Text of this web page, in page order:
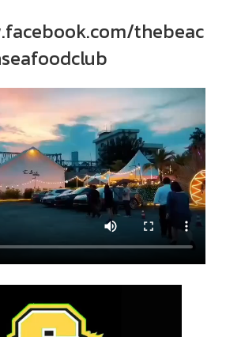
thebeac